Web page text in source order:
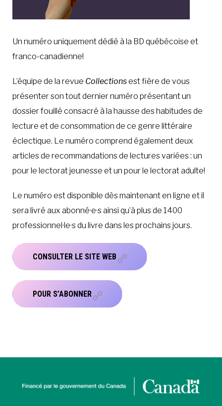
Un numéro uniquement dédié à la BD québécoise et
franco-canadienne!
L’équipe de la revue Collectionsest fière de vous
présenter son tout dernier numéro présentant un
dossier fouillé consacré à la hausse des habitudes de
lecture et de consommation de ce genre littéraire
éclectique. Le numéro comprend également deux
articles de recommandations de lectures variées : un
pour le lectorat jeunesse et un pour le lectorat adulte!
Le numéro est disponible dès maintenant en ligne et il
sera livré aux abonné·e·s ainsi qu’à plus de 1400
professionnel·le·s du livre dans les prochains jours.
CONSULTER LE SITE WEB
POUR S’ABONNER